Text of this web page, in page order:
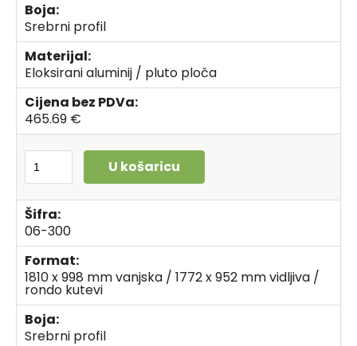
Boja:
Srebrni profil
Materijal:
Eloksirani aluminij / pluto ploča
Cijena bez PDVa:
465.69 €
U košaricu
Šifra:
06-300
Format:
1810 x 998 mm vanjska / 1772 x 952 mm vidljiva /
rondo kutevi
Boja:
Srebrni profil